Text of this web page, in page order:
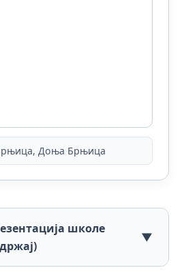
Доња Брњица
школе
▼